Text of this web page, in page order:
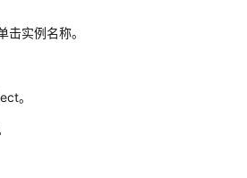
击实例名称。
。